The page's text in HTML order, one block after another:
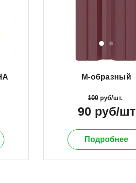
М-образный
100 руб/шт.
90 руб/шт
Подробнее